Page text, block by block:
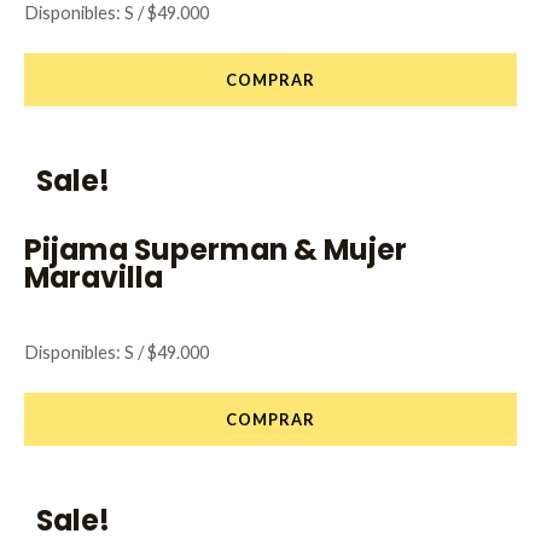
Disponibles: S / $49.000
COMPRAR
Sale!
Pijama Superman & Mujer
Maravilla
Disponibles: S / $49.000
COMPRAR
Sale!